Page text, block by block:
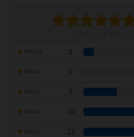
1
0
3
7点の人 10
12